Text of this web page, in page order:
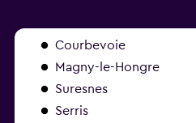
Courbevoie
Magny-le-Hongre
Suresnes
Serris